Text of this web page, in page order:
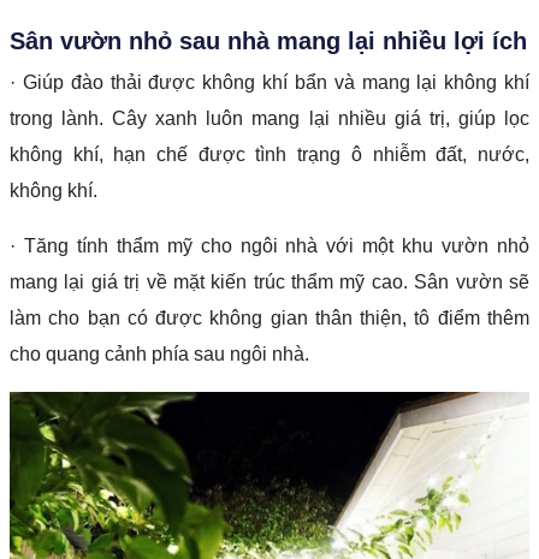
Sân vườn nhỏ sau nhà mang lại nhiều lợi ích
· Giúp đào thải được không khí bẩn và mang lại không khí
trong lành. Cây xanh luôn mang lại nhiều giá trị, giúp lọc
không khí, hạn chế được tình trạng ô nhiễm đất, nước,
không khí.
· Tăng tính thẩm mỹ cho ngôi nhà với một khu vườn nhỏ
mang lại giá trị về mặt kiến trúc thẩm mỹ cao. Sân vườn sẽ
làm cho bạn có được không gian thân thiện, tô điểm thêm
cho quang cảnh phía sau ngôi nhà.